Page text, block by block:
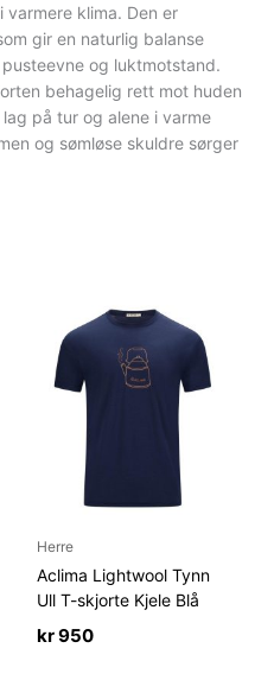
klima. Den er
gir en naturlig balanse
og luktmotstand.
behagelig rett mot huden
på tur og alene i varme
og sømløse skuldre sørger
Herre
Aclima Lightwool Tynn
Ull T-skjorte Kjele Blå
kr950